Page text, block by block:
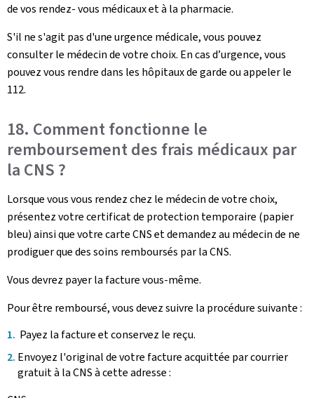
de vos rendez- vous médicaux et à la pharmacie.
S'il ne s'agit pas d'une urgence médicale, vous pouvez
consulter le médecin de votre choix. En cas d’urgence, vous
pouvez vous rendre dans les hôpitaux de garde ou appeler le
112.
18. Comment fonctionne le
remboursement des frais médicaux par
la CNS ?
Lorsque vous vous rendez chez le médecin de votre choix,
présentez votre certificat de protection temporaire (papier
bleu) ainsi que votre carte CNS et demandez au médecin de ne
prodiguer que des soins remboursés par la CNS.
Vous devrez payer la facture vous-même.
Pour être remboursé, vous devez suivre la procédure suivante :
Payez la facture et conservez le reçu.
Envoyez l'original de votre facture acquittée par courrier
gratuit à la CNS à cette adresse :